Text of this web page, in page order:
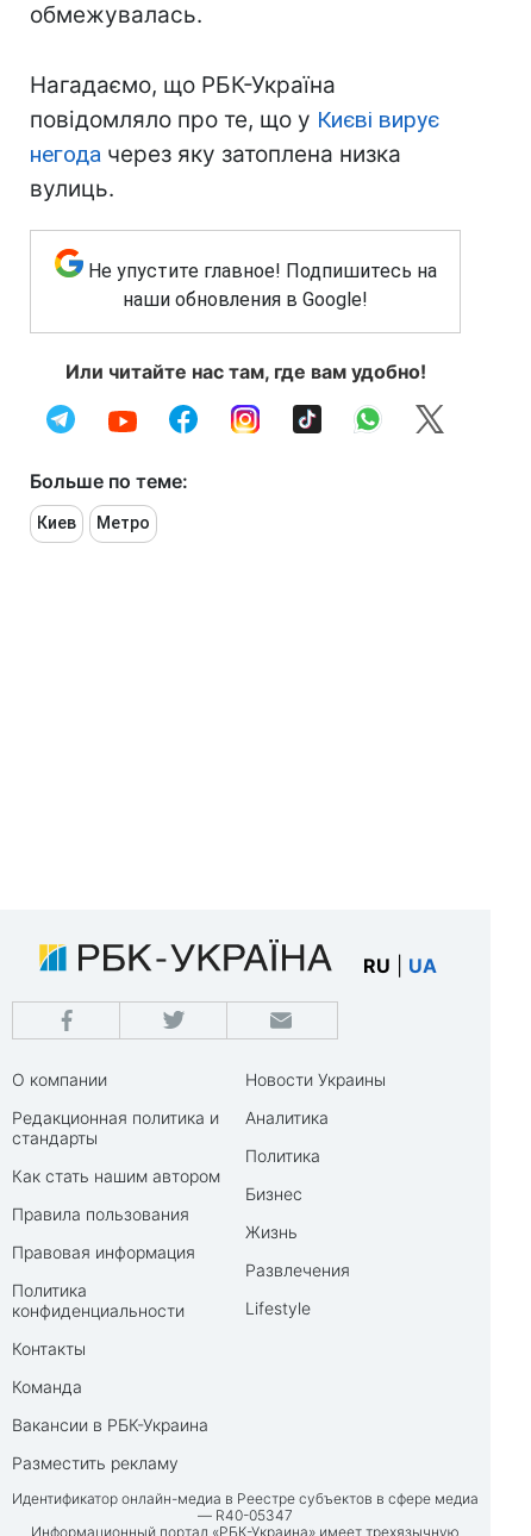
обмежувалась.
Нагадаємо, що РБК-Україна
повідомляло про те, що у Києві вирує
негода через яку затоплена низка
вулиць.
Не упустите главное! Подпишитесь на
наши обновления в Google!
Или читайте нас там, где вам удобно!
Больше по теме:
Киев Метро
RU UA
О компании
Редакционная политика и
стандарты
Как стать нашим автором
Правила пользования
Правовая информация
Политика
конфиденциальности
Контакты
Команда
Вакансии в РБК-Украина
Разместить рекламу
Новости Украины
Аналитика
Политика
Бизнес
Жизнь
Развлечения
Lifestyle
Идентификатор онлайн-медиа в Реестре субъектов в сфере медиа
— R40-05347
Информационный портал «РБК-Украина» имеет трехязычную